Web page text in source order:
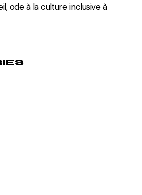
ode à la culture inclusive à